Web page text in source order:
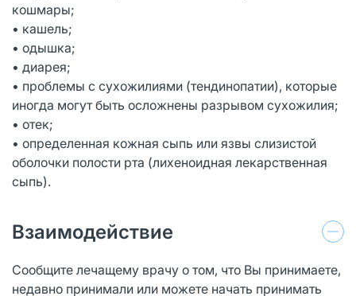
кошмары;
• кашель;
• одышка;
• диарея;
• проблемы с сухожилиями (тендинопатии), которые
иногда могут быть осложнены разрывом сухожилия;
• отек;
• определенная кожная сыпь или язвы слизистой
оболочки полости рта (лихеноидная лекарственная
сыпь).
Взаимодействие
Сообщите лечащему врачу о том, что Вы принимаете,
недавно принимали или можете начать принимать